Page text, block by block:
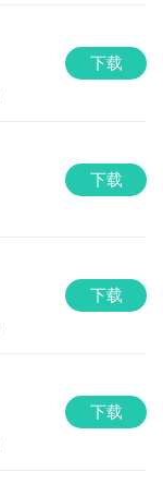
下载
下载
下载
下载